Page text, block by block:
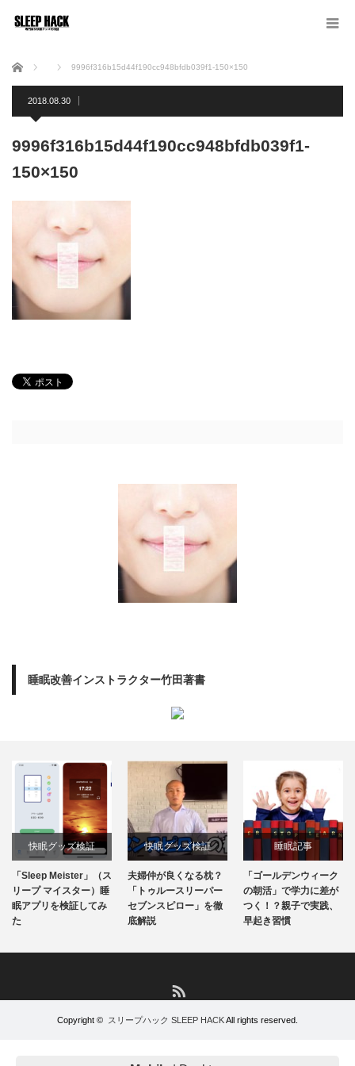
ホーム 9996f316b15d44f190cc948bfdb039f1-150×150
2018.08.30
9996f316b15d44f190cc948bfdb039f1-
150×150
睡眠改善インストラクター竹田著書
快眠グッズ検証
「Sleep Meister」（ス
リープ マイスター）睡
眠アプリを検証してみ
た
快眠グッズ検証
夫婦仲が良くなる枕？
「トゥルースリーパー
セブンスピロー」を徹
底解説
睡眠記事
「ゴールデンウィーク
の朝活」で学力に差が
つく！？親子で実践、
早起き習慣
Copyright © スリープハック SLEEP HACKAll rights reserved.